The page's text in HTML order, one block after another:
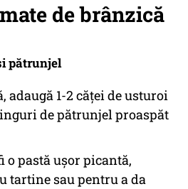
de brânzică
pătrunjel
adaugă 1-2 căței de usturoi
de pătrunjel proaspăt
o pastă ușor picantă,
tartine sau pentru a da